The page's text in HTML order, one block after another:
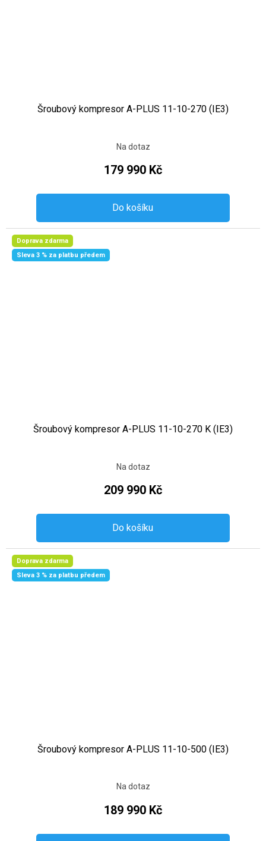
Šroubový kompresor A-PLUS 11-10-270 (IE3)
Na dotaz
179 990 Kč
Do košíku
Doprava zdarma
Sleva 3 % za platbu předem
Šroubový kompresor A-PLUS 11-10-270 K (IE3)
Na dotaz
209 990 Kč
Do košíku
Doprava zdarma
Sleva 3 % za platbu předem
Šroubový kompresor A-PLUS 11-10-500 (IE3)
Na dotaz
189 990 Kč